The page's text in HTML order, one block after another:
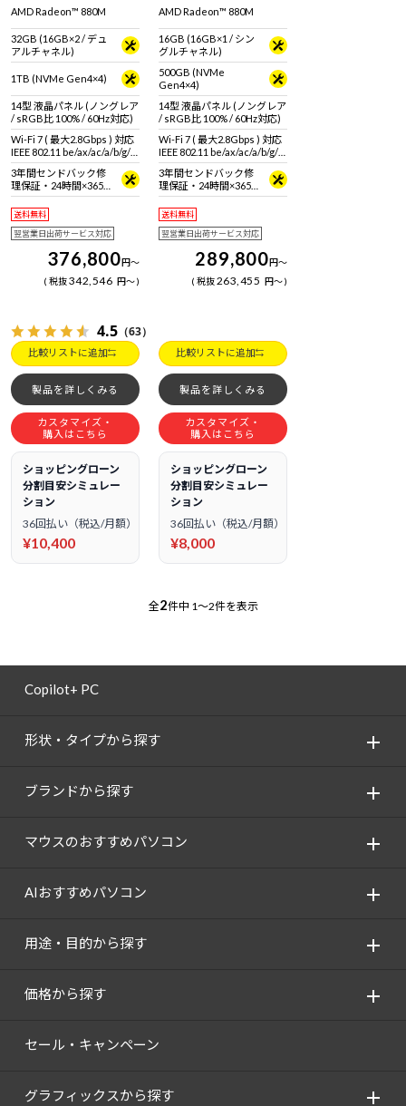
AMD Radeon™ 880M
32GB (16GB×2 / デュ
アルチャネル)
1TB (NVMe Gen4×4)
14型 液晶パネル (ノングレア
/ sRGB比 100% / 60Hz対応)
Wi-Fi 7 ( 最大2.8Gbps ) 対応
IEEE 802.11 be/ax/ac/a/b/g/n
準拠 ＋ Bluetooth 5内蔵
3年間センドバック修
理保証・24時間×365
日電話サポート
送料無料
翌営業日出荷サービス対応
376,800円～
税抜342,546 円～
4.5 （63）
比較リストに追加
製品を詳しくみる
カスタマイズ・
購入はこちら
ショッピングローン
分割目安シミュレー
ション
36回払い（税込/月額）
¥10,400
AMD Radeon™ 880M
16GB (16GB×1 / シン
グルチャネル)
500GB (NVMe
Gen4×4)
14型 液晶パネル (ノングレア
/ sRGB比 100% / 60Hz対応)
Wi-Fi 7 ( 最大2.8Gbps ) 対応
IEEE 802.11 be/ax/ac/a/b/g/n
準拠 ＋ Bluetooth 5内蔵
3年間センドバック修
理保証・24時間×365
日電話サポート
送料無料
翌営業日出荷サービス対応
289,800円～
税抜263,455 円～
比較リストに追加
製品を詳しくみる
カスタマイズ・
購入はこちら
ショッピングローン
分割目安シミュレー
ション
36回払い（税込/月額）
¥8,000
全2件中 1～2件を表示
Copilot+ PC
形状・タイプから探す
ブランドから探す
マウスのおすすめパソコン
AIおすすめパソコン
用途・目的から探す
価格から探す
セール・キャンペーン
グラフィックスから探す